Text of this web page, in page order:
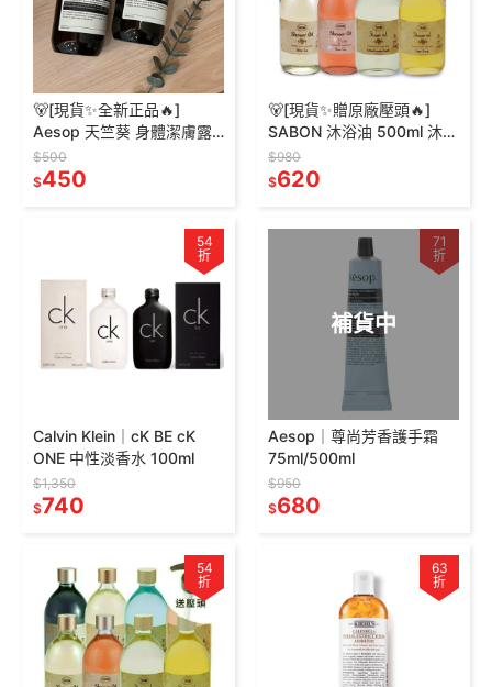
🐻[現貨✨全新正品🔥]
Aesop 天竺葵 身體潔膚露
身體去角質露 玫瑰的名字
芫荽籽 沐浴乳 沐浴露 body
$500
$450
🐻[現貨✨贈原廠壓頭🔥]
SABON 沐浴油 500ml 沐浴
露 沐浴乳 沐浴 PLV 白茶 以
色列綠玫瑰 茉莉花語
$980
$620
54
折
Calvin Klein｜cK BE cK
ONE 中性淡香水 100ml
$1,350
$740
補貨中
71
折
Aesop｜尊尚芳香護手霜
75ml/500ml
$950
$680
54
折
63
折